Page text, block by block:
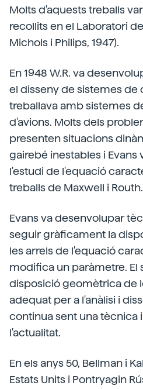
Molts d'aquests treballs
recollits en el Laboratori
Michols i Philips, 1947).
En 1948 W.R. va
el disseny de sistemes de
treballava amb sistemes
d'avions. Molts dels
presenten situacions
gairebé inestables i Evans
l'estudi de l'equació
treballs de Maxwell i Routh.
Evans va desenvolupar
seguir gràficament la
les arrels de l'equació
modifica un paràmetre. El
disposició geomètrica de
adequat per a l'anàlisi i
continua sent una tècnica
l'actualitat.
En els anys 50, Bellman i
Estats Units i Pontryagin